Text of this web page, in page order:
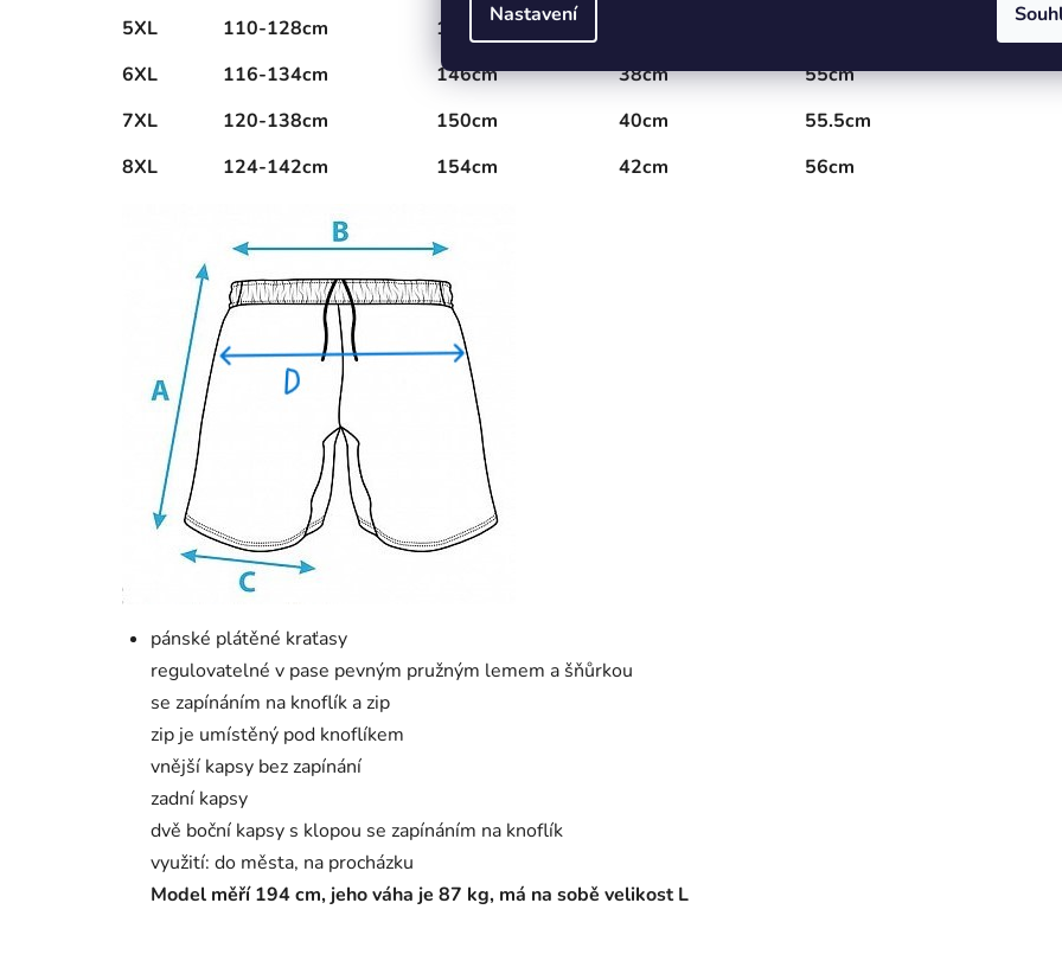
Nastavení
5XL
110-128cm 140cm
6XL
116-134cm 146cm 38cm
55cm
7XL
120-138cm 150cm 40cm
55.5cm
8XL
124-142cm 154cm 42cm 56cm
pánské plátěné kraťasy
regulovatelné v pase pevným pružným lemem a šňůrkou
se zapínáním na knoflík a zip
zip je umístěný pod knoflíkem
vnější kapsy bez zapínání
zadní kapsy
dvě boční kapsy s klopou se zapínáním na knoflík
využití: do města, na procházku
Model měří 194 cm, jeho váha je 87 kg, má na sobě velikost L